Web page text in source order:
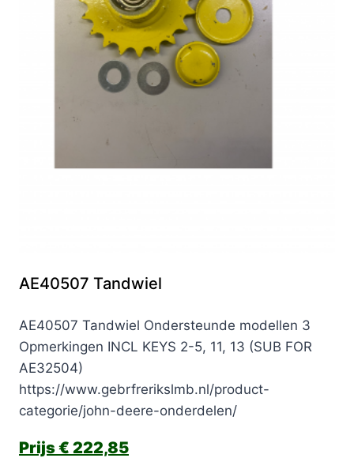
AE40507 Tandwiel
AE40507 Tandwiel Ondersteunde modellen 3
Opmerkingen INCL KEYS 2-5, 11, 13 (SUB FOR
AE32504)
https://www.gebrfrerikslmb.nl/product-
categorie/john-deere-onderdelen/
€ 222,85